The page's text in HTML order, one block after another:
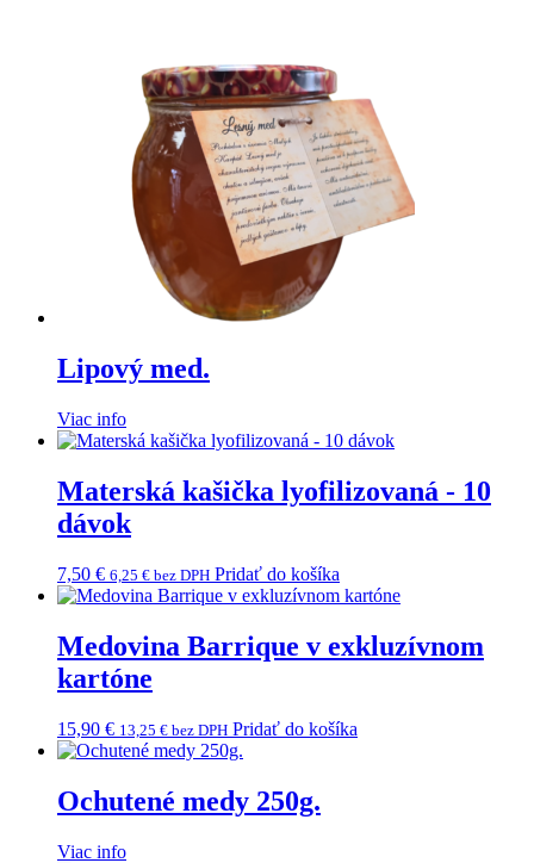
Lipový med.
Viac info
Materská kašička lyofilizovaná - 10
dávok
7,50 € 6,25 € bez DPH Pridať do košíka
Medovina Barrique v exkluzívnom
kartóne
15,90 € 13,25 € bez DPH Pridať do košíka
Ochutené medy 250g.
Viac info